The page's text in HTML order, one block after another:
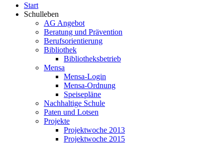
Start
Schulleben
AG Angebot
Beratung und Prävention
Berufsorientierung
Bibliothek
Bibliotheksbetrieb
Mensa
Mensa-Login
Mensa-Ordnung
Speisepläne
Nachhaltige Schule
Paten und Lotsen
Projekte
Projektwoche 2013
Projektwoche 2015